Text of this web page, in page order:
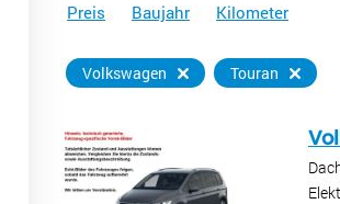
Preis Baujahr Kilometer
Volkswagen Touran